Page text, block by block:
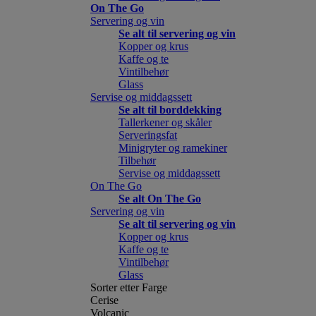
On The Go
Servering og vin
Se alt til servering og vin
Kopper og krus
Kaffe og te
Vintilbehør
Glass
Servise og middagssett
Se alt til borddekking
Tallerkener og skåler
Serveringsfat
Minigryter og ramekiner
Tilbehør
Servise og middagssett
On The Go
Se alt On The Go
Servering og vin
Se alt til servering og vin
Kopper og krus
Kaffe og te
Vintilbehør
Glass
Sorter etter Farge
Cerise
Volcanic